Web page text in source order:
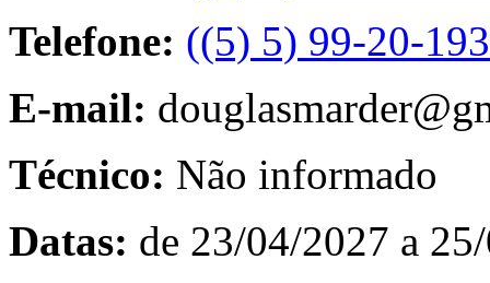
Telefone: ((5) 5) 99-20-
E-mail:
Técnico: Não informado
Datas: de 23/04/2027 a